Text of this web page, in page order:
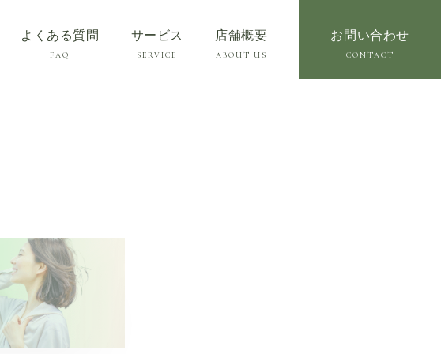
よくある質問 サービス 店舗概要 お問い合わせ